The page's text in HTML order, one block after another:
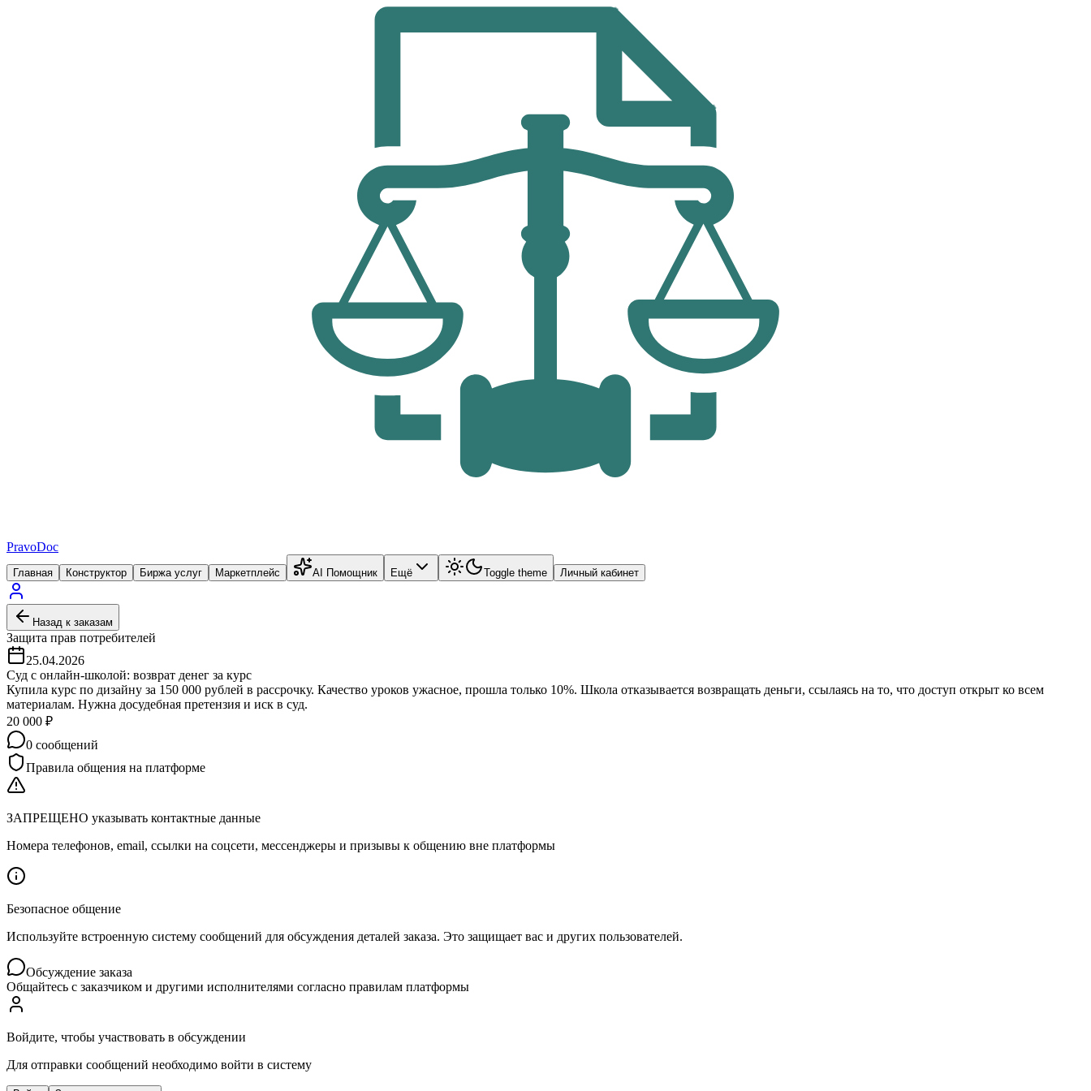
PravoDoc
Главная Конструктор Биржа услуг Маркетплейс AI Помощник Ещё Toggle theme Личный кабинет
Назад к заказам
Защита прав потребителей
25.04.2026
Суд с онлайн-школой: возврат денег за курс
Купила курс по дизайну за 150 000 рублей в рассрочку. Качество уроков ужасное, прошла только 10%. Школа отказывается возвращать деньги, ссылаясь на то, что доступ открыт ко всем
материалам. Нужна досудебная претензия и иск в суд.
20 000 ₽
0 сообщений
Правила общения на платформе
ЗАПРЕЩЕНО указывать контактные данные
Номера телефонов, email, ссылки на соцсети, мессенджеры и призывы к общению вне платформы
Безопасное общение
Используйте встроенную систему сообщений для обсуждения деталей заказа. Это защищает вас и других пользователей.
Обсуждение заказа
Общайтесь с заказчиком и другими исполнителями согласно правилам платформы
Войдите, чтобы участвовать в обсуждении
Для отправки сообщений необходимо войти в систему